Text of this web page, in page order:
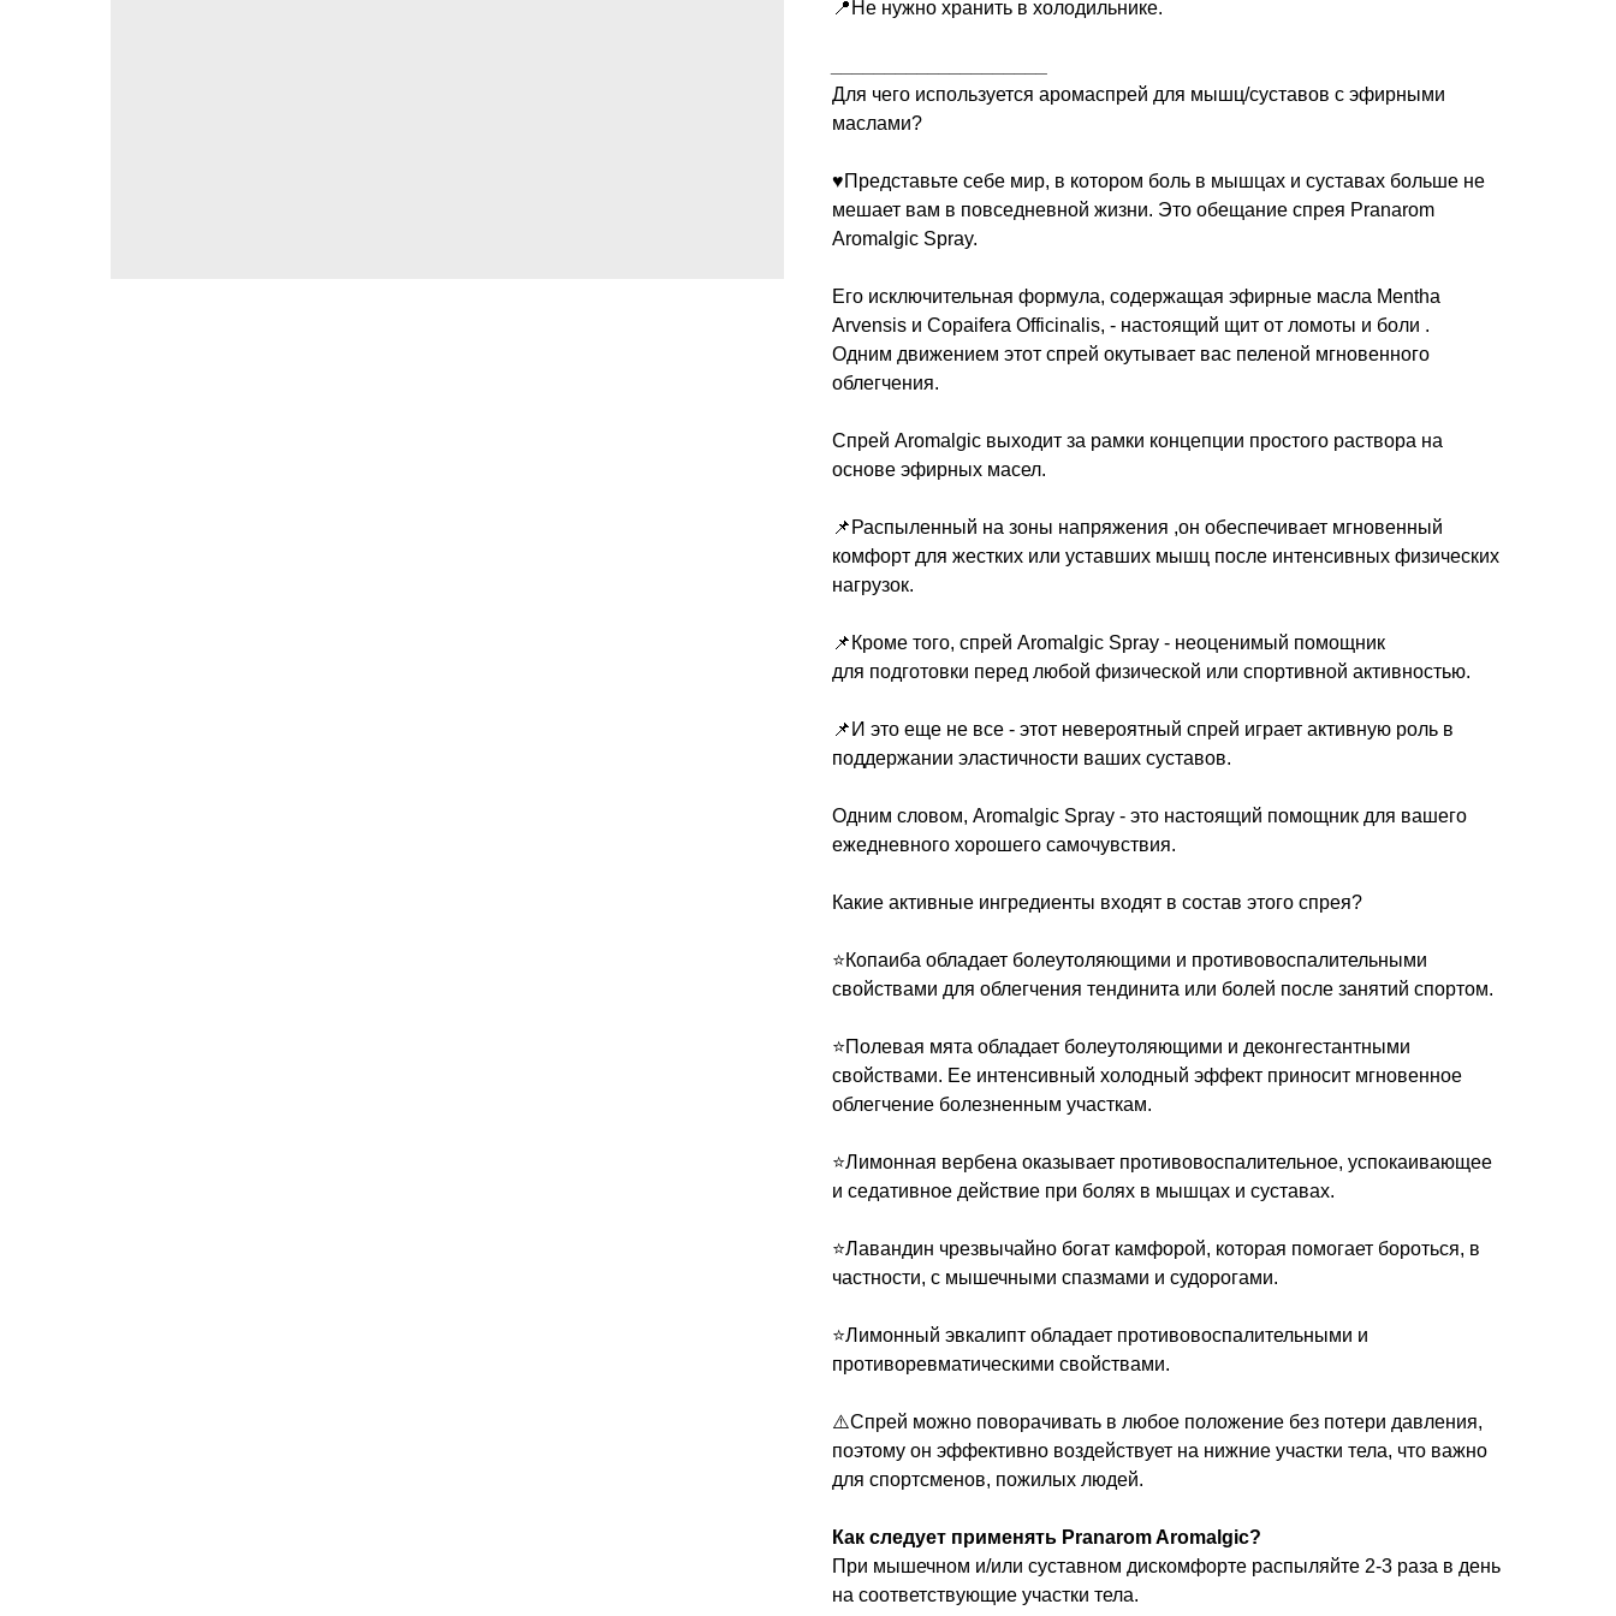
📍Не нужно хранить в холодильнике.
Для чего используется аромаспрей для мышц/суставов с эфирными
маслами?
♥️Представьте себе мир, в котором боль в мышцах и суставах больше не
мешает вам в повседневной жизни. Это обещание спрея Pranarom
Aromalgic Spray.
Его исключительная формула, содержащая эфирные масла Mentha
Arvensis и Copaifera Officinalis, - настоящий щит от ломоты и боли .
Одним движением этот спрей окутывает вас пеленой мгновенного
облегчения.
Спрей Aromalgic выходит за рамки концепции простого раствора на
основе эфирных масел.
📌Распыленный на зоны напряжения ,он обеспечивает мгновенный
комфорт для жестких или уставших мышц после интенсивных физических
нагрузок.
📌Кроме того, спрей Aromalgic Spray - неоценимый помощник
для подготовки перед любой физической или спортивной активностью.
📌И это еще не все - этот невероятный спрей играет активную роль в
поддержании эластичности ваших суставов.
Одним словом, Aromalgic Spray - это настоящий помощник для вашего
ежедневного хорошего самочувствия.
Какие активные ингредиенты входят в состав этого спрея?
⭐️Копаиба обладает болеутоляющими и противовоспалительными
свойствами для облегчения тендинита или болей после занятий спортом.
⭐️Полевая мята обладает болеутоляющими и деконгестантными
свойствами. Ее интенсивный холодный эффект приносит мгновенное
облегчение болезненным участкам.
⭐️Лимонная вербена оказывает противовоспалительное, успокаивающее
и седативное действие при болях в мышцах и суставах.
⭐️Лавандин чрезвычайно богат камфорой, которая помогает бороться, в
частности, с мышечными спазмами и судорогами.
⭐️Лимонный эвкалипт обладает противовоспалительными и
противоревматическими свойствами.
⚠️Спрей можно поворачивать в любое положение без потери давления,
поэтому он эффективно воздействует на нижние участки тела, что важно
для спортсменов, пожилых людей.
Как следует применять Pranarom Aromalgic?
При мышечном и/или суставном дискомфорте распыляйте 2-3 раза в день
на соответствующие участки тела.